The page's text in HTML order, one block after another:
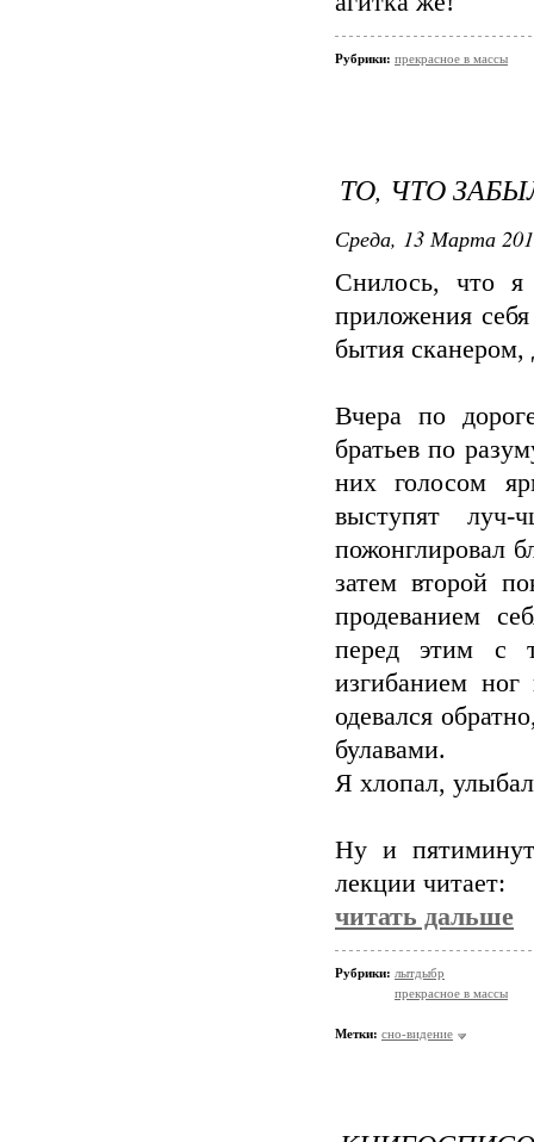
Рубрики: прекрасное в массы
ТО, ЧТО
Среда, 13 Марта
Снилось, что
приложения
бытия сканером,
Вчера по
братьев по
них голосом
выступят луч-
пожонглировал
затем второй
продеванием
перед этим с
изгибанием
одевался
булавами.
Я хлопал,
Ну и
лекции читает:
читать дальше
Рубрики: лытдыбр
прекрасное в массы
Метки: сно-видение